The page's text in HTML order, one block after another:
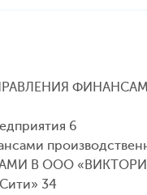
6
В ООО
34